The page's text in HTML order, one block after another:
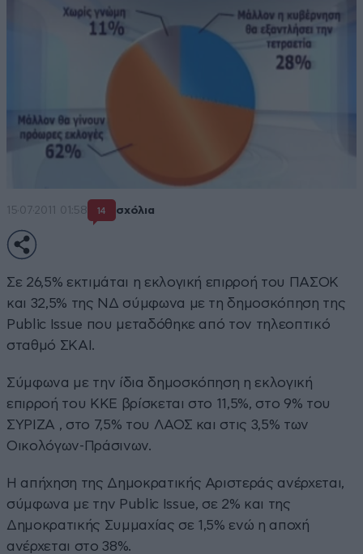
15·07·2011 01:58 14 σχόλια
Σε 26,5% εκτιμάται η εκλογική επιρροή του ΠΑΣΟΚ
και 32,5% της ΝΔ σύμφωνα με τη δημοσκόπηση της
Public Issue που μεταδόθηκε από τον τηλεοπτικό
σταθμό ΣΚΑΙ.
Σύμφωνα με την ίδια δημοσκόπηση η εκλογική
επιρροή του ΚΚΕ βρίσκεται στο 11,5%, στο 9% του
ΣΥΡΙΖΑ , στο 7,5% του ΛΑΟΣ και στις 3,5% των
Οικολόγων-Πράσινων.
Η απήχηση της Δημοκρατικής Αριστεράς ανέρχεται,
σύμφωνα με την Public Issue, σε 2% και της
Δημοκρατικής Συμμαχίας σε 1,5% ενώ η αποχή
ανέρχεται στο 38%.